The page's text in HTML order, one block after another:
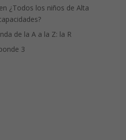
¿Todos los niños de Alta
de la A a la Z: la R
3